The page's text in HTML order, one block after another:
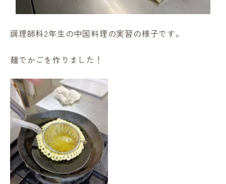
調理師科2年生の中国料理の実習の様子です。
麺でかごを作りました！